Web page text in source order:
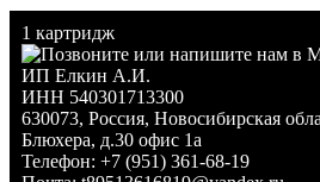
1 картридж
ИП Елкин А.И.
ИНН 540301713300
630073, Россия, Новосибирская
Блюхера, д.30 офис 1а
Телефон: +7 (951) 361-68-19